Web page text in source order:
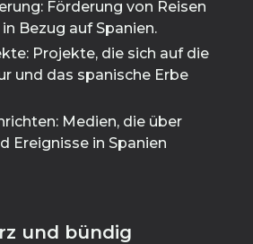
Förderung von Reisen
Bezug auf Spanien.
Projekte, die sich auf die
und das spanische Erbe
Medien, die über
Ereignisse in Spanien
und bündig